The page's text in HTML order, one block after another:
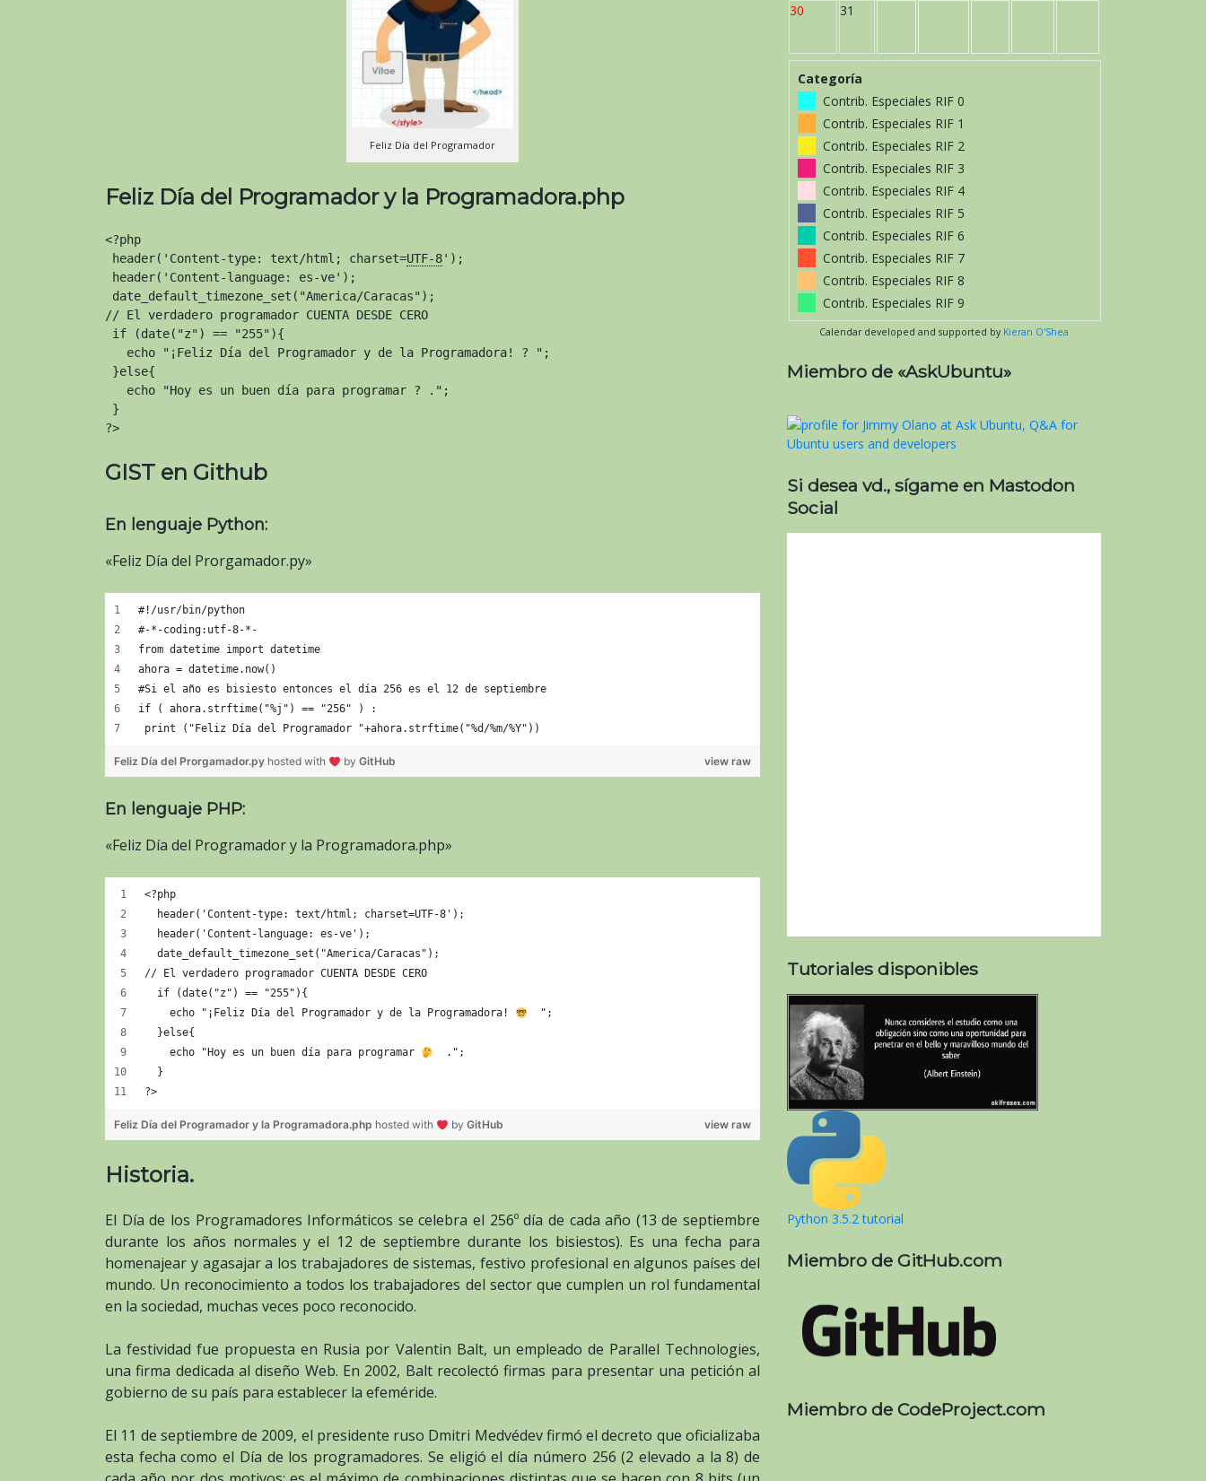
Feliz Día del Programador
Feliz Día del Programador y la Programadora.php
<?php
header('Content-type: text/html; charset=UTF-8');
header('Content-language: es-ve');
date_default_timezone_set("America/Caracas");
// El verdadero programador CUENTA DESDE CERO
if (date("z") == "255"){
   echo "¡Feliz Día del Programador y de la Programadora! ? ";
}else{
   echo "Hoy es un buen día para programar ? .";
}
?>
GIST en Github
En lenguaje Python:
«Feliz Día del Prorgamador.py»
#!/usr/bin/python
#-*-coding:utf-8-*-
from datetime import datetime
ahora = datetime.now()
#Si el año es bisiesto entonces el día 256 es el 12 de septiembre
if ( ahora.strftime("%j") == "256" ) :
print ("Feliz Día del Programador "+ahora.strftime("%d/%m/%Y"))
view raw
Feliz Día del Prorgamador.py hosted with by GitHub
En lenguaje PHP:
«Feliz Día del Programador y la Programadora.php»
<?php
  header('Content-type: text/html; charset=UTF-8');
  header('Content-language: es-ve');
  date_default_timezone_set("America/Caracas");
// El verdadero programador CUENTA DESDE CERO
  if (date("z") == "255"){
    echo "¡Feliz Día del Programador y de la Programadora!
  ";
  }else{
    echo "Hoy es un buen día para programar
  .";
  }
?>
view raw
Feliz Día del Programador y la Programadora.php hosted with by GitHub
Historia.
El Día de los Programadores Informáticos se celebra el 256º día de cada año (13 de septiembre
durante los años normales y el 12 de septiembre durante los bisiestos). Es una fecha para
homenajear y agasajar a los trabajadores de sistemas, festivo profesional en algunos países del
mundo. Un reconocimiento a todos los trabajadores del sector que cumplen un rol fundamental
en la sociedad, muchas veces poco reconocido.
La festividad fue propuesta en Rusia por Valentin Balt, un empleado de Parallel Technologies,
una firma dedicada al diseño Web. En 2002, Balt recolectó firmas para presentar una petición al
gobierno de su país para establecer la efeméride.
El 11 de septiembre de 2009, el presidente ruso Dmitri Medvédev firmó el decreto que oficializaba
esta fecha como el Día de los programadores. Se eligió el día número 256 (2 elevado a la 8) de
30 31
Categoría
Contrib. Especiales RIF 0
Contrib. Especiales RIF 1
Contrib. Especiales RIF 2
Contrib. Especiales RIF 3
Contrib. Especiales RIF 4
Contrib. Especiales RIF 5
Contrib. Especiales RIF 6
Contrib. Especiales RIF 7
Contrib. Especiales RIF 8
Contrib. Especiales RIF 9
Calendar developed and supported by Kieran O'Shea
Miembro de «AskUbuntu»
Si desea vd., sígame en Mastodon
Social
Tutoriales disponibles
Python 3.5.2 tutorial
Miembro de GitHub.com
Miembro de CodeProject.com